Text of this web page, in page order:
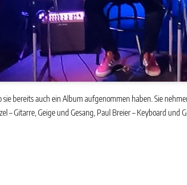
bereits auch ein Album aufgenommen haben. Sie
– Gitarre, Geige und Gesang, Paul Breier – Keyboard und